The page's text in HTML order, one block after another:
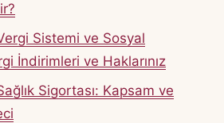
Sistemi ve Sosyal
İndirimleri ve Haklarınız
Sigortası: Kapsam ve